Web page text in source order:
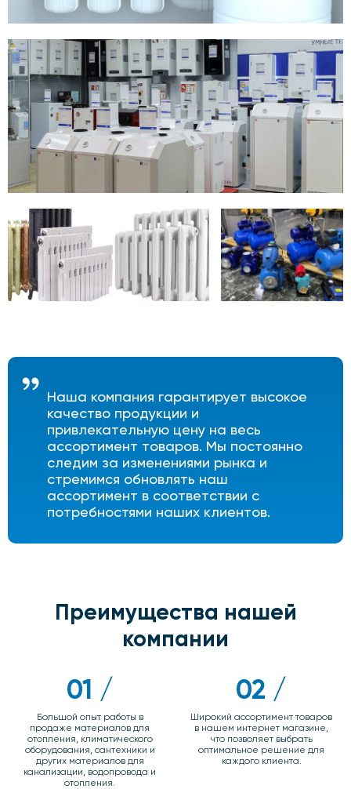
Наша компания гарантирует высокое
качество продукции и
привлекательную цену на весь
ассортимент товаров. Мы постоянно
следим за изменениями рынка и
стремимся обновлять наш
ассортимент в соответствии с
потребностями наших клиентов.
Преимущества нашей
компании
01 /
Большой опыт работы в
продаже материалов для
отопления, климатического
оборудования, сантехники и
других материалов для
канализации, водопровода и
отопления.
02 /
Широкий ассортимент товаров
в нашем интернет магазине,
что позволяет выбрать
оптимальное решение для
каждого клиента.